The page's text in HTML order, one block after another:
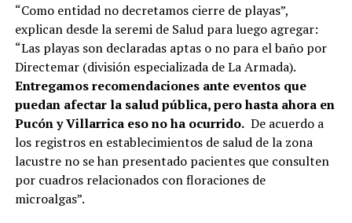
“Como entidad no decretamos cierre de playas”,
explican desde la seremi de Salud para luego agregar:
“Las playas son declaradas aptas o no para el baño por
Directemar (división especializada de La Armada).
Entregamos recomendaciones ante eventos que
puedan afectar la salud pública, pero hasta ahora en
Pucón y Villarrica eso no ha ocurrido.De acuerdo a
los registros en establecimientos de salud de la zona
lacustre no se han presentado pacientes que consulten
por cuadros relacionados con floraciones de
microalgas”.